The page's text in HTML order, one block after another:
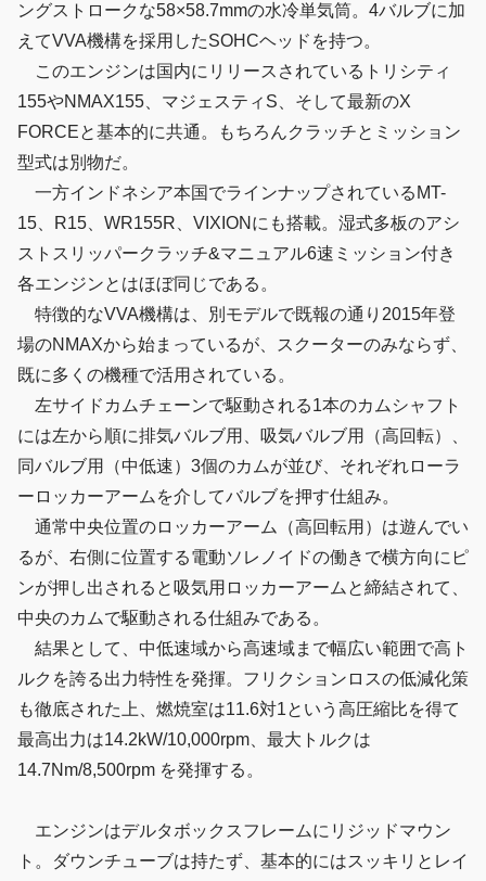
ングストロークな58×58.7mmの水冷単気筒。4バルブに加
えてVVA機構を採用したSOHCヘッドを持つ。
このエンジンは国内にリリースされているトリシティ
155やNMAX155、マジェスティS、そして最新のX
FORCEと基本的に共通。もちろんクラッチとミッション
型式は別物だ。
一方インドネシア本国でラインナップされているMT-
15、R15、WR155R、VIXIONにも搭載。湿式多板のアシ
ストスリッパークラッチ&マニュアル6速ミッション付き
各エンジンとはほぼ同じである。
特徴的なVVA機構は、別モデルで既報の通り2015年登
場のNMAXから始まっているが、スクーターのみならず、
既に多くの機種で活用されている。
左サイドカムチェーンで駆動される1本のカムシャフト
には左から順に排気バルブ用、吸気バルブ用（高回転）、
同バルブ用（中低速）3個のカムが並び、それぞれローラ
ーロッカーアームを介してバルブを押す仕組み。
通常中央位置のロッカーアーム（高回転用）は遊んでい
るが、右側に位置する電動ソレノイドの働きで横方向にピ
ンが押し出されると吸気用ロッカーアームと締結されて、
中央のカムで駆動される仕組みである。
結果として、中低速域から高速域まで幅広い範囲で高ト
ルクを誇る出力特性を発揮。フリクションロスの低減化策
も徹底された上、燃焼室は11.6対1という高圧縮比を得て
最高出力は14.2kW/10,000rpm、最大トルクは
14.7Nm/8,500rpm を発揮する。
エンジンはデルタボックスフレームにリジッドマウン
ト。ダウンチューブは持たず、基本的にはスッキリとレイ